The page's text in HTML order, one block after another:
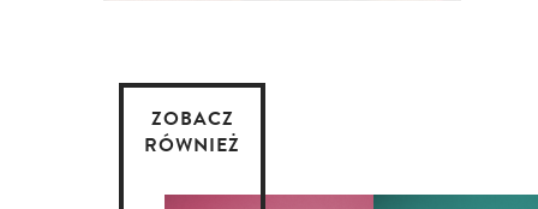
ZOBACZ
RÓWNIEŻ